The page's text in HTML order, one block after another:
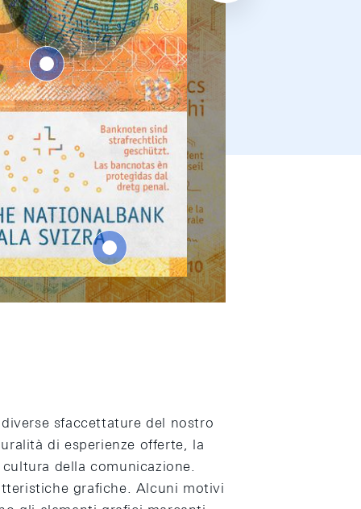
sfaccettature del nostro
di esperienze offerte, la
della comunicazione.
grafiche. Alcuni motivi